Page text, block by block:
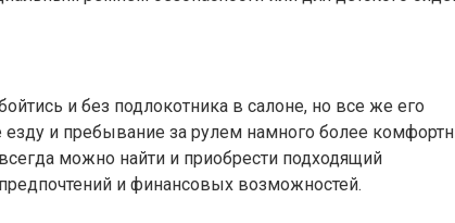
и без подлокотника в салоне, но все же его
езду и пребывание за рулем намного более
можно найти и приобрести подходящий
и финансовых возможностей.